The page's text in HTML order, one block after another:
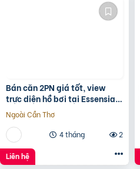
Bán căn 2PN giá tốt, view
trực diện hồ bơi tại Essensia
Sky với giá chỉ 5,6 tỷ
Ngoài Cần Thơ
4 tháng
2
Liên hệ